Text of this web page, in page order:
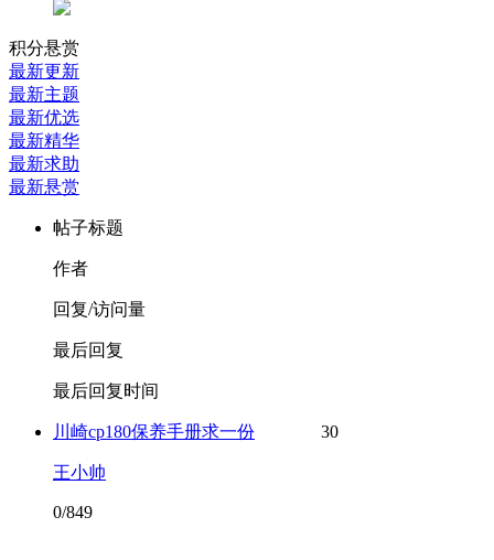
积分悬赏
最新更新
最新主题
最新优选
最新精华
最新求助
最新悬赏
帖子标题
作者
回复/访问量
最后回复
最后回复时间
川崎cp180保养手册求一份 30
王小帅
0/849